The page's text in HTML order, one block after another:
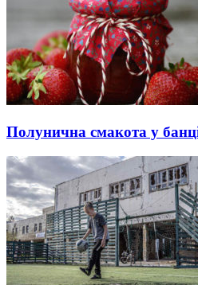
Полунична смакота у